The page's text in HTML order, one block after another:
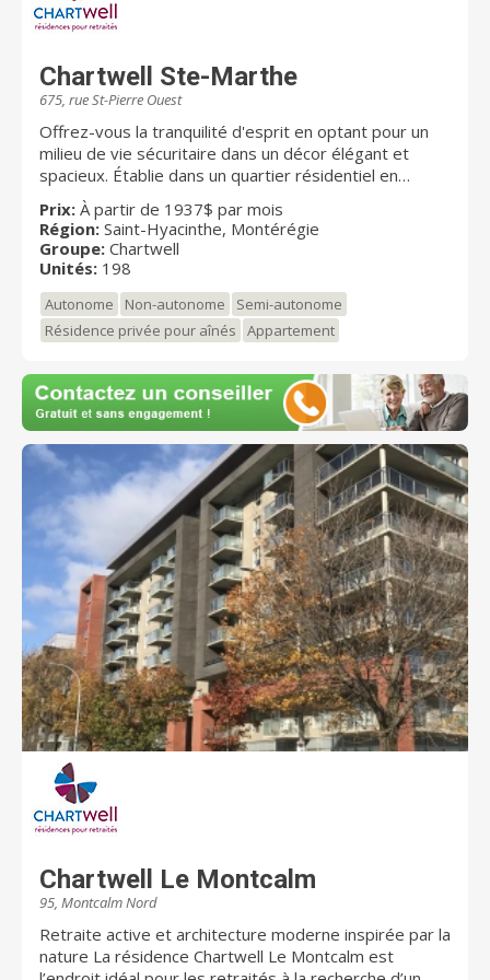
Chartwell Ste-Marthe
675, rue St-Pierre Ouest
Offrez-vous la tranquilité d'esprit en optant pour un
milieu de vie sécuritaire dans un décor élégant et
spacieux. Établie dans un quartier résidentiel en
bordure de la rivière Yamaska, Chartwell Ste-Marthe
est une chaleureuse résidence pour retraités alliant
authenticité et confort. Elle propose aux aînés
autonomes et semi-autonomes un choix de studios et
évolutifs. Notre résidence est située près du
centreville de Saint-Hyacinthe, reconnu pour ses
événements culturels et gourmands ainsi que ses
activités de plein air. Chartwell Ste-Marthe est
desservie par le transport en commun, des
autoroutes et une gare, facilitant les déplacements
vers les restaurants et commerces avoisinants. De
plus, l’accès aux espaces verts des environs et la
quiétude qu’ils procurent sont bien appréciés de tous.
Chez Chartwell, notre vision Dédiés à votre MIEUX-
ÊTRE est bien plus qu'une simple phrase; c'est une
priorité absolue. Nous tenons à ce que nos résidents
sachent que les soins et les services qui leur sont
offerts dans les résidences Chartwell leur
permettront de mener une vie heureuse,
enrichissante et saine. Il est primordial que les familles
soient rassurées que leurs proches évoluent dans un
environnement sûr et qu'ils participent à la vie
quotidienne dans nos résidences selon leurs envies et
leurs intérêts. Chartwell offre un éventail complet de
résidences pour retraités. Il s'agit du plus important
propriétaire et gestionnaire de résidences pour
retraités au Canada. Au Québec, Chartwell compte
plus de 10 000 résidents et emploie environ 3 000
employés. Pour de plus amples renseignements,
Prix: À partir de 1937$ par mois
Région: Saint-Hyacinthe, Montérégie
Groupe: Chartwell
Unités: 198
Autonome Non-autonome
Semi-autonome
Résidence privée pour aînés
Appartement
Chartwell Le Montcalm
95, Montcalm Nord
Retraite active et architecture moderne inspirée par la
nature La résidence Chartwell Le Montcalm est